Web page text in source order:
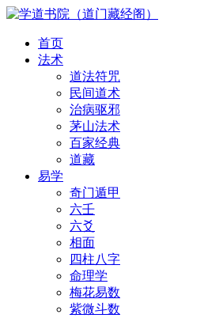
首页
法术
道法符咒
民间道术
治病驱邪
茅山法术
百家经典
道藏
易学
奇门遁甲
六壬
六爻
相面
四柱八字
命理学
梅花易数
紫微斗数